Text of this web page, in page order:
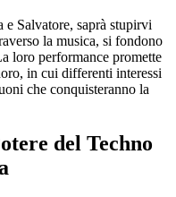
e Salvatore, saprà stupirvi
la musica, si fondono
loro performance promette
in cui differenti interessi
che conquisteranno la
del Techno